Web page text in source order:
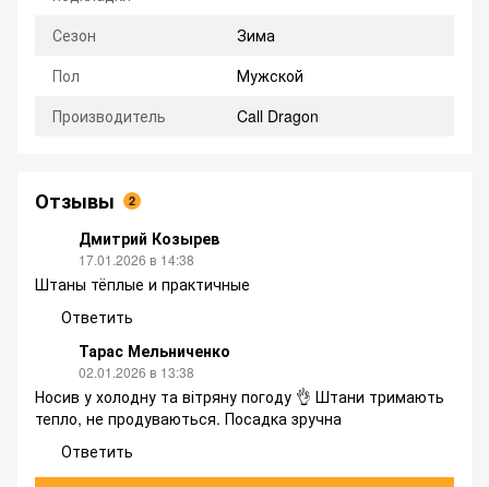
Сезон
Зима
Пол
Мужской
Производитель
Call Dragon
Отзывы 2
Дмитрий Козырев
17.01.2026 в 14:38
Штаны тёплые и практичные
Ответить
Тарас Мельниченко
02.01.2026 в 13:38
Носив у холодну та вітряну погоду 👌 Штани тримають
тепло, не продуваються. Посадка зручна
Ответить